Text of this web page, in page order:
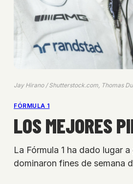
Jay Hirano / Shutterstock.com, Thomas
FÓRMULA 1
LOS MEJORES
La Fórmula 1 ha dado lugar
dominaron fines de semana